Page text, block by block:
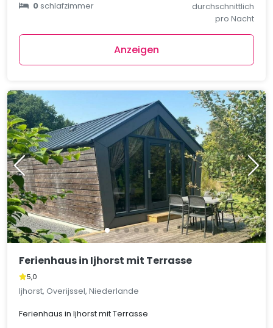
0schlafzimmer
durchschnittlich
pro Nacht
Anzeigen
Ferienhaus in Ijhorst mit Terrasse
5,0
Ijhorst, Overijssel, Niederlande
Ferienhaus in Ijhorst mit Terrasse